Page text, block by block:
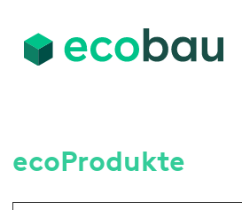
ecoProdukte